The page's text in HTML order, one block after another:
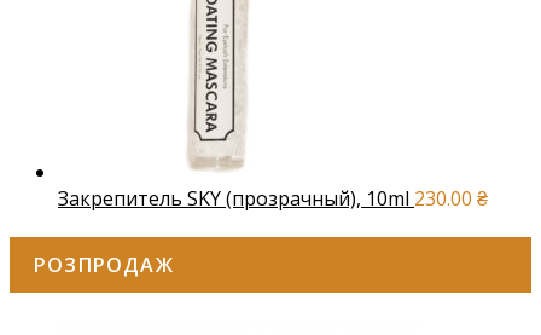
Закрепитель SKY (прозрачный), 10ml 230.00 ₴
РОЗПРОДАЖ